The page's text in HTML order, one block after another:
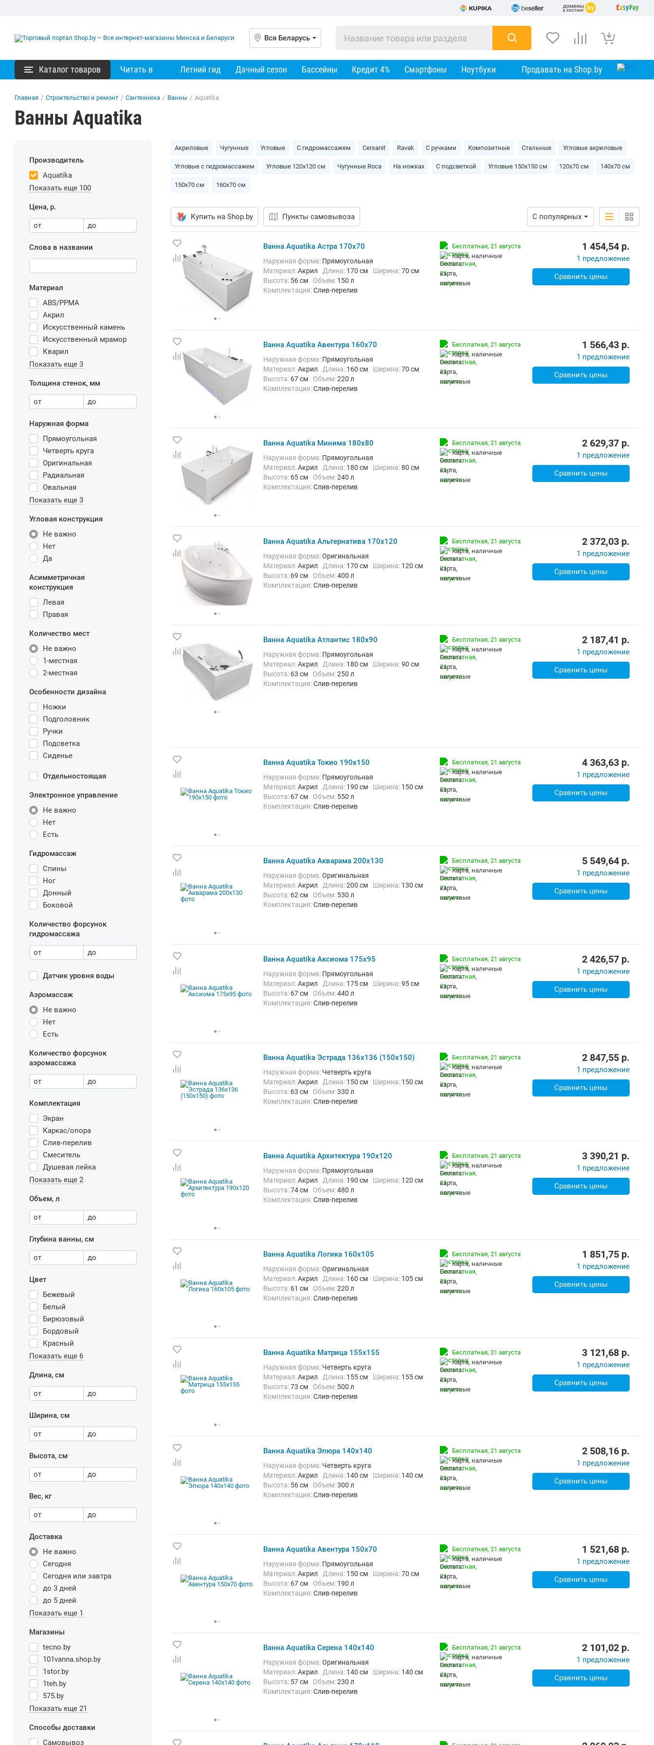
Вся Беларусь
Каталог товаров Читать в Летний гид Дачный сезон Бассейны Кредит 4% Смартфоны Ноутбуки Продавать на Shop.by
Главная / Строительство и ремонт / Сантехника / Ванны / Aquatika
Ванны Aquatika
Производитель
Aquatika
Показать еще 100
Цена, р.
от до
Слова в названии
Материал
ABS/PPMA
Акрил
Искусственный камень
Искусственный мрамор
Кварил
Показать еще 3
Толщина стенок, мм
от до
Наружная форма
Прямоугольная
Четверть круга
Оригинальная
Радиальная
Овальная
Показать еще 3
Угловая конструкция
Не важно
Нет
Да
Асимметричная
конструкция
Левая
Правая
Количество мест
Не важно
1-местная
2-местная
Особенности дизайна
Ножки
Подголовник
Ручки
Подсветка
Сиденье
Отдельностоящая
Электронное управление
Не важно
Нет
Есть
Гидромассаж
Спины
Ног
Донный
Боковой
Количество форсунок
гидромассажа
от до
Датчик уровня воды
Аэромассаж
Не важно
Нет
Есть
Количество форсунок
аэромассажа
от до
Комплектация
Экран
Каркас/опора
Слив-перелив
Смеситель
Душевая лейка
Показать еще 2
Объем, л
от до
Глубина ванны, см
от до
Цвет
Бежевый
Белый
Бирюзовый
Бордовый
Красный
Показать еще 6
Длина, см
от до
Ширина, см
от до
Высота, см
от до
Вес, кг
от до
Доставка
Не важно
Сегодня
Сегодня или завтра
до 3 дней
до 5 дней
Показать еще 1
Магазины
tecno.by
101vanna.shop.by
1stor.by
1teh.by
575.by
Показать еще 21
Способы доставки
Самовывоз
Акриловые Чугунные Угловые С гидромассажем Cersanit Ravak С ручками Композитные Стальные Угловые акриловые
Угловые с гидромассажем Угловые 120х120 см Чугунные Roca На ножках С подсветкой Угловые 150х150 см 120х70 см 140х70 см
150х70 см 160х70 см
Купить на Shop.by Пункты самовывоза С популярных
Ванна Aquatika Астра 170x70
Наружная форма: Прямоугольная
Материал:Акрил Длина: 170 см Ширина:70 см
Высота: 56 см Объем: 150 л
Комплектация:Слив-перелив
Бесплатная, 21 августа
карта, наличные
1 454,54 p.
1 предложение
Сравнить цены
Ванна Aquatika Авентура 160x70
Наружная форма: Прямоугольная
Материал:Акрил Длина: 160 см Ширина:70 см
Высота: 67 см Объем:220 л
Комплектация:Слив-перелив
Бесплатная, 21 августа
карта, наличные
1 566,43 p.
1 предложение
Сравнить цены
Ванна Aquatika Минима 180x80
Наружная форма: Прямоугольная
Материал:Акрил Длина: 180 см Ширина:80 см
Высота: 65 см Объем:240 л
Комплектация:Слив-перелив
Бесплатная, 21 августа
карта, наличные
2 629,37 p.
1 предложение
Сравнить цены
Ванна Aquatika Альтернатива 170x120
Наружная форма:Оригинальная
Материал:Акрил Длина: 170 см Ширина: 120 см
Высота: 69 см Объем:400 л
Комплектация:Слив-перелив
Бесплатная, 21 августа
карта, наличные
2 372,03 p.
1 предложение
Сравнить цены
Ванна Aquatika Атлантис 180x90
Наружная форма: Прямоугольная
Материал:Акрил Длина: 180 см Ширина:90 см
Высота: 63 см Объем:250 л
Комплектация:Слив-перелив
Бесплатная, 21 августа
карта, наличные
2 187,41 p.
1 предложение
Сравнить цены
Ванна Aquatika Токио 190x150
Наружная форма: Прямоугольная
Материал:Акрил Длина: 190 см Ширина: 150 см
Высота: 67 см Объем: 550 л
Комплектация:Слив-перелив
Бесплатная, 21 августа
карта, наличные
4 363,63 p.
1 предложение
Сравнить цены
Ванна Aquatika Акварама 200x130
Наружная форма:Оригинальная
Материал:Акрил Длина:200 см Ширина: 130 см
Высота: 62 см Объем: 530 л
Комплектация:Слив-перелив
Бесплатная, 21 августа
карта, наличные
5 549,64 p.
1 предложение
Сравнить цены
Ванна Aquatika Аксиома 175x95
Наружная форма: Прямоугольная
Материал:Акрил Длина: 175 см Ширина:95 см
Высота: 67 см Объем:440 л
Комплектация:Слив-перелив
Бесплатная, 21 августа
карта, наличные
2 426,57 p.
1 предложение
Сравнить цены
Ванна Aquatika Эстрада 136x136 (150x150)
Наружная форма: Четверть круга
Материал:Акрил Длина: 150 см Ширина: 150 см
Высота: 63 см Объем:330 л
Комплектация:Слив-перелив
Бесплатная, 21 августа
карта, наличные
2 847,55 p.
1 предложение
Сравнить цены
Ванна Aquatika Архитектура 190x120
Наружная форма: Прямоугольная
Материал:Акрил Длина: 190 см Ширина: 120 см
Высота:74 см Объем:480 л
Комплектация:Слив-перелив
Бесплатная, 21 августа
карта, наличные
3 390,21 p.
1 предложение
Сравнить цены
Ванна Aquatika Логика 160x105
Наружная форма:Оригинальная
Материал:Акрил Длина: 160 см Ширина: 105 см
Высота: 61 см Объем:220 л
Комплектация:Слив-перелив
Бесплатная, 21 августа
карта, наличные
1 851,75 p.
1 предложение
Сравнить цены
Ванна Aquatika Матрица 155x155
Наружная форма: Четверть круга
Материал:Акрил Длина: 155 см Ширина: 155 см
Высота:73 см Объем: 500 л
Комплектация:Слив-перелив
Бесплатная, 21 августа
карта, наличные
3 121,68 p.
1 предложение
Сравнить цены
Ванна Aquatika Эпюра 140x140
Наружная форма: Четверть круга
Материал:Акрил Длина: 140 см Ширина: 140 см
Высота: 56 см Объем:300 л
Комплектация:Слив-перелив
Бесплатная, 21 августа
карта, наличные
2 508,16 p.
1 предложение
Сравнить цены
Ванна Aquatika Авентура 150x70
Наружная форма: Прямоугольная
Материал:Акрил Длина: 150 см Ширина:70 см
Высота: 67 см Объем: 190 л
Комплектация:Слив-перелив
Бесплатная, 21 августа
карта, наличные
1 521,68 p.
1 предложение
Сравнить цены
Ванна Aquatika Серена 140x140
Наружная форма:Оригинальная
Материал:Акрил Длина: 140 см Ширина: 140 см
Высота: 57 см Объем:230 л
Комплектация:Слив-перелив
Бесплатная, 21 августа
карта, наличные
2 101,02 p.
1 предложение
Сравнить цены